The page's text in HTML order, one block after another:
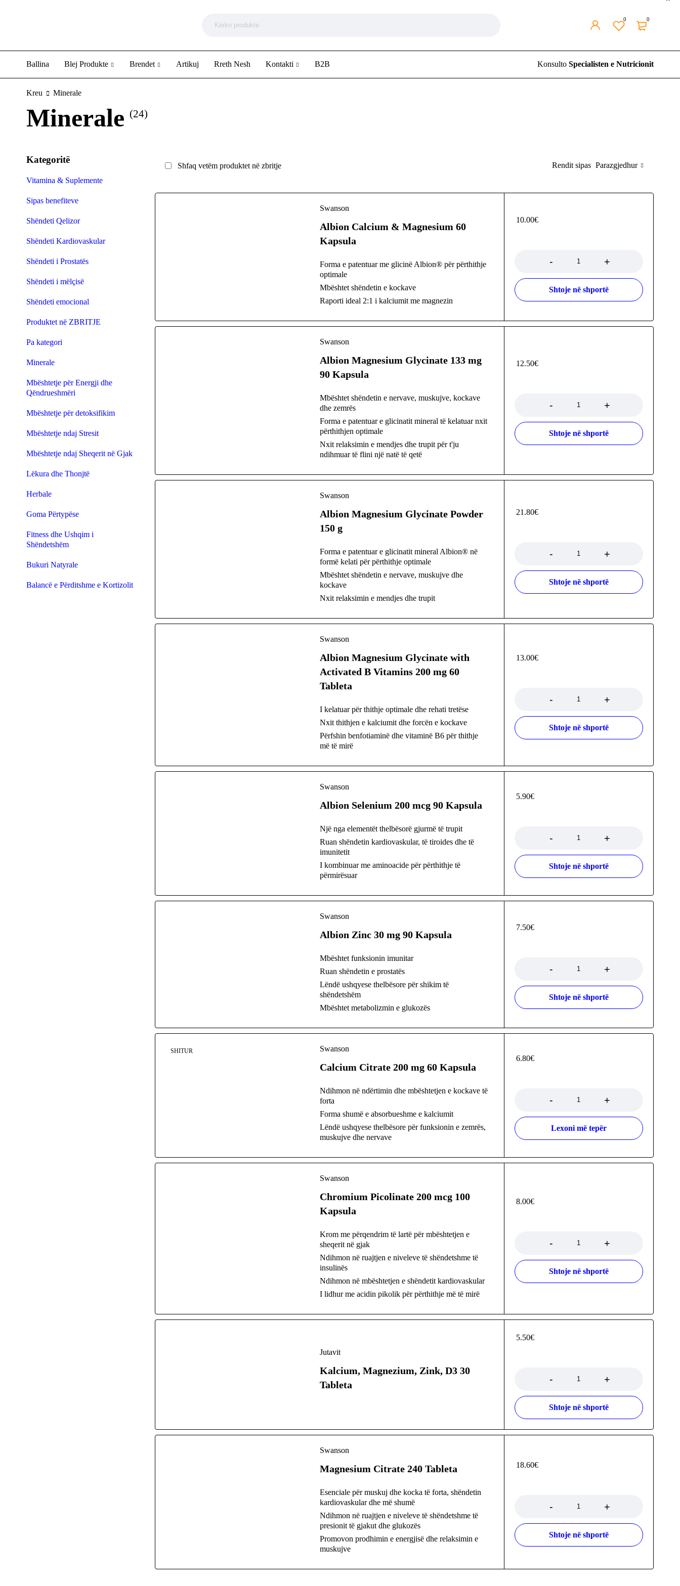
0
0
Ballina Blej Produkte Brendet Artikuj Rreth Nesh Kontakti B2B Konsulto Specialisten e Nutricionit
Kreu Minerale
Minerale (24)
Kategoritë
Vitamina & Suplemente
Sipas benefiteve
Shëndeti Qelizor
Shëndeti Kardiovaskular
Shëndeti i Prostatës
Shëndeti i mëlçisë
Shëndeti emocional
Produktet në ZBRITJE
Pa kategori
Minerale
Mbështetje për Energji dhe
Qëndrueshmëri
Mbështetje për detoksifikim
Mbështetje ndaj Stresit
Mbështetje ndaj Sheqerit në Gjak
Lëkura dhe Thonjtë
Herbale
Goma Përtypëse
Fitness dhe Ushqim i
Shëndetshëm
Bukuri Natyrale
Balancë e Përditshme e Kortizolit
Rendit sipas Parazgjedhur
Shfaq vetëm produktet në zbritje
Swanson
Albion Calcium & Magnesium 60
Kapsula
Forma e patentuar me glicinë Albion® për përthithje
optimale
Mbështet shëndetin e kockave
Raporti ideal 2:1 i kalciumit me magnezin
10.00€
Shtoje në shportë
Swanson
Albion Magnesium Glycinate 133 mg
90 Kapsula
Mbështet shëndetin e nervave, muskujve, kockave
dhe zemrës
Forma e patentuar e glicinatit mineral të kelatuar nxit
përthithjen optimale
Nxit relaksimin e mendjes dhe trupit për t'ju
ndihmuar të flini një natë të qetë
12.50€
Shtoje në shportë
Swanson
Albion Magnesium Glycinate Powder
150 g
Forma e patentuar e glicinatit mineral Albion® në
formë kelati për përthithje optimale
Mbështet shëndetin e nervave, muskujve dhe
kockave
Nxit relaksimin e mendjes dhe trupit
21.80€
Shtoje në shportë
Swanson
Albion Magnesium Glycinate with
Activated B Vitamins 200 mg 60
Tableta
I kelatuar për thithje optimale dhe rehati tretëse
Nxit thithjen e kalciumit dhe forcën e kockave
Përfshin benfotiaminë dhe vitaminë B6 për thithje
më të mirë
13.00€
Shtoje në shportë
Swanson
Albion Selenium 200 mcg 90 Kapsula
Një nga elementët thelbësorë gjurmë të trupit
Ruan shëndetin kardiovaskular, të tiroides dhe të
imunitetit
I kombinuar me aminoacide për përthithje të
përmirësuar
5.90€
Shtoje në shportë
Swanson
Albion Zinc 30 mg 90 Kapsula
Mbështet funksionin imunitar
Ruan shëndetin e prostatës
Lëndë ushqyese thelbësore për shikim të
shëndetshëm
Mbështet metabolizmin e glukozës
7.50€
Shtoje në shportë
SHITUR Swanson
Calcium Citrate 200 mg 60 Kapsula
Ndihmon në ndërtimin dhe mbështetjen e kockave të
forta
Forma shumë e absorbueshme e kalciumit
Lëndë ushqyese thelbësore për funksionin e zemrës,
muskujve dhe nervave
6.80€
Lexoni më tepër
Swanson
Chromium Picolinate 200 mcg 100
Kapsula
Krom me përqendrim të lartë për mbështetjen e
sheqerit në gjak
Ndihmon në ruajtjen e niveleve të shëndetshme të
insulinës
Ndihmon në mbështetjen e shëndetit kardiovaskular
I lidhur me acidin pikolik për përthithje më të mirë
8.00€
Shtoje në shportë
Jutavit
Kalcium, Magnezium, Zink, D3 30
Tableta
5.50€
Shtoje në shportë
Swanson
Magnesium Citrate 240 Tableta
Esenciale për muskuj dhe kocka të forta, shëndetin
kardiovaskular dhe më shumë
Ndihmon në ruajtjen e niveleve të shëndetshme të
presionit të gjakut dhe glukozës
Promovon prodhimin e energjisë dhe relaksimin e
muskujve
18.60€
Shtoje në shportë